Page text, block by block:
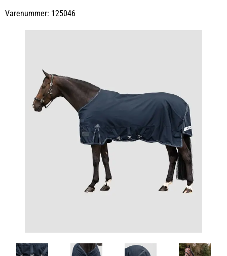
Varenummer: 125046